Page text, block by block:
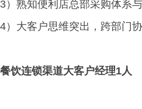
3）熟知便利店总部采购体系
4）大客户思维突出，跨部门
餐饮连锁渠道大客户经理1人